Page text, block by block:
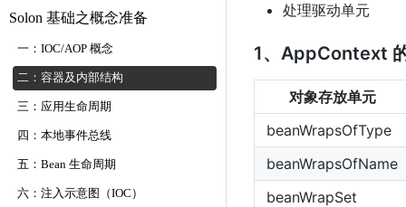
Solon 基础之概念准备
一：IOC/AOP 概念
二：容器及内部结构
三：应用生命周期
四：本地事件总线
五：Bean 生命周期
六：注入示意图（IOC）
处理驱动单元
1、AppContext
对象存放单元
beanWrapsOfType
beanWrapsOfName
beanWrapSet